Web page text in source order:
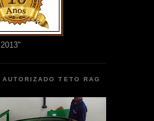
AUTORIZADO TETO RAG